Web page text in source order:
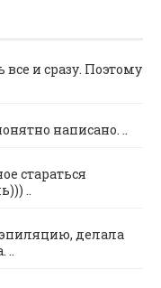
и сразу. Поэтому
написано. ..
стараться
..
делала
..